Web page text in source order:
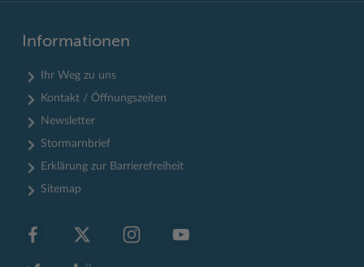
Informationen
Ihr Weg zu uns
Kontakt / Öffnungszeiten
Newsletter
Stormarnbrief
Erklärung zur Barrierefreiheit
Sitemap